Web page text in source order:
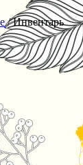
/ Инвентарь